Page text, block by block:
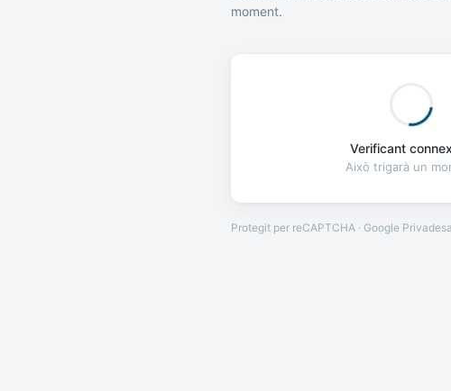
moment.
Verificant
Això trigarà un
Protegit per reCAPTCHA · Google Privadesa